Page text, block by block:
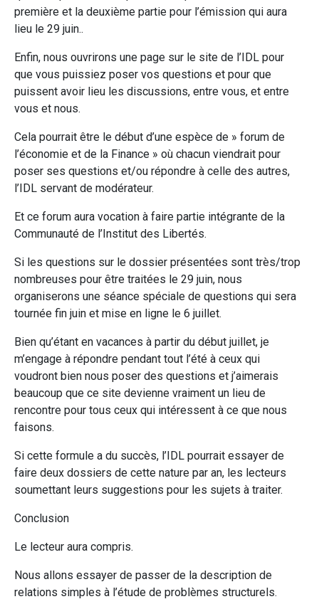
première et la deuxième partie pour l’émission qui aura
lieu le 29 juin..
Enfin, nous ouvrirons une page sur le site de l’IDL pour
que vous puissiez poser vos questions et pour que
puissent avoir lieu les discussions, entre vous, et entre
vous et nous.
Cela pourrait être le début d’une espèce de » forum de
l’économie et de la Finance » où chacun viendrait pour
poser ses questions et/ou répondre à celle des autres,
l’IDL servant de modérateur.
Et ce forum aura vocation à faire partie intégrante de la
Communauté de l’Institut des Libertés.
Si les questions sur le dossier présentées sont très/trop
nombreuses pour être traitées le 29 juin, nous
organiserons une séance spéciale de questions qui sera
tournée fin juin et mise en ligne le 6 juillet.
Bien qu’étant en vacances à partir du début juillet, je
m’engage à répondre pendant tout l’été à ceux qui
voudront bien nous poser des questions et j’aimerais
beaucoup que ce site devienne vraiment un lieu de
rencontre pour tous ceux qui intéressent à ce que nous
faisons.
Si cette formule a du succès, l’IDL pourrait essayer de
faire deux dossiers de cette nature par an, les lecteurs
soumettant leurs suggestions pour les sujets à traiter.
Conclusion
Le lecteur aura compris.
Nous allons essayer de passer de la description de
relations simples à l’étude de problèmes structurels.